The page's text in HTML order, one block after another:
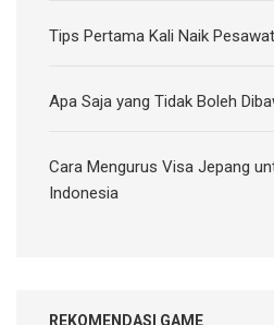
Tips Pertama Kali Naik
Apa Saja yang Tidak Boleh
Cara Mengurus Visa Jepang
Indonesia
REKOMENDASI GAME